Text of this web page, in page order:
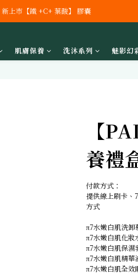
新上市【鐵 +C+ 葉酸】 膠囊
新上市【鐵 +C+ 葉酸】 膠囊
新上市 秘泌頂級肌膚保養系列
肌膚保養 洗沐系列 魅影幻
【
養禮
付款方式：
提供線上刷卡、
方式
π7水嫩白肌洗
π7水嫩白肌化
π7水嫩白肌保
π7水嫩白肌精
π7水嫩白肌全